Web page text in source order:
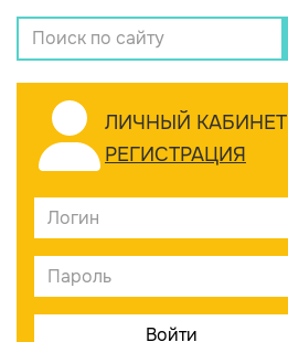
ЛИЧНЫЙ КАБИНЕТ
РЕГИСТРАЦИЯ